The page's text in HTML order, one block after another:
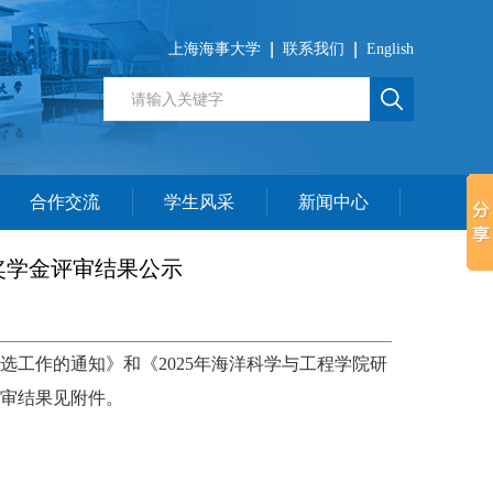
上海海事大学 联系我们 English
合作交流 学生风采 新闻中心
金评审结果公示
工作的通知》和《2025年海洋科学与工程学院研
结果见附件。